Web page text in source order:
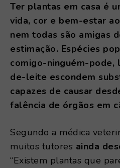
Ter plantas em casa é
vida, cor e bem-estar
nem todas são amigas
estimação. Espécies
comigo-ninguém-pode,
de-leite escondem
capazes de causar
falência de órgãos em
Segundo a médica
muitos tutores ainda
“Existem plantas que